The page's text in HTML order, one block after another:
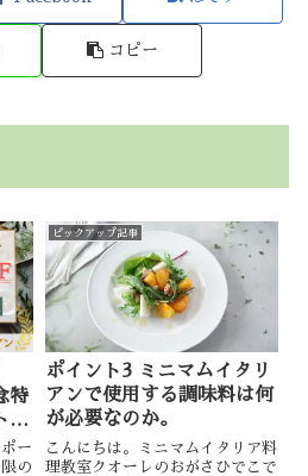
コピー
特
企
。
ー
の
ピックアップ記事
ポイント3 ミニマムイタリ
アンで使用する調味料は何
が必要なのか。
こんにちは。ミニマムイタリア料
理教室クオーレのおがさひでこで